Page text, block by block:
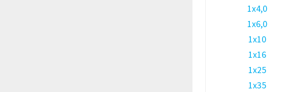
1х4,0
1х6,0
1х10
1х16
1х25
1х35